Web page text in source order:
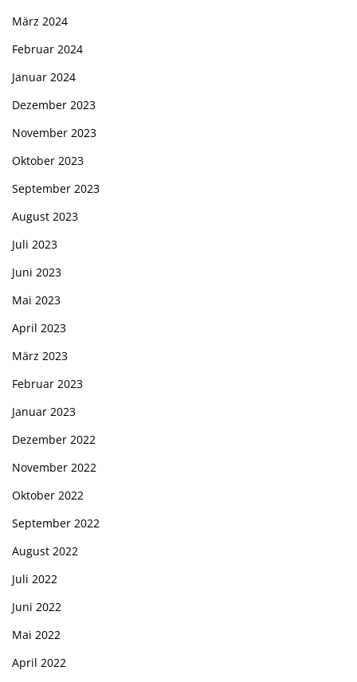
März 2024
Februar 2024
Januar 2024
Dezember 2023
November 2023
Oktober 2023
September 2023
August 2023
Juli 2023
Juni 2023
Mai 2023
April 2023
März 2023
Februar 2023
Januar 2023
Dezember 2022
November 2022
Oktober 2022
September 2022
August 2022
Juli 2022
Juni 2022
Mai 2022
April 2022